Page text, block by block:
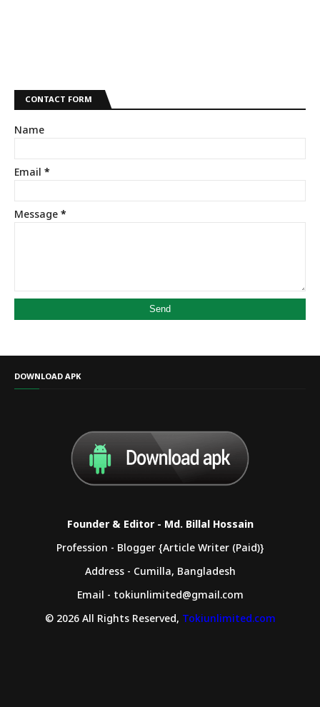
CONTACT FORM
Name
Email *
Message *
DOWNLOAD APK
Founder & Editor - Md. Billal Hossain
Profession - Blogger {Article Writer (Paid)}
Address - Cumilla, Bangladesh
Email - tokiunlimited@gmail.com
© 2026 All Rights Reserved, Tokiunlimited.com